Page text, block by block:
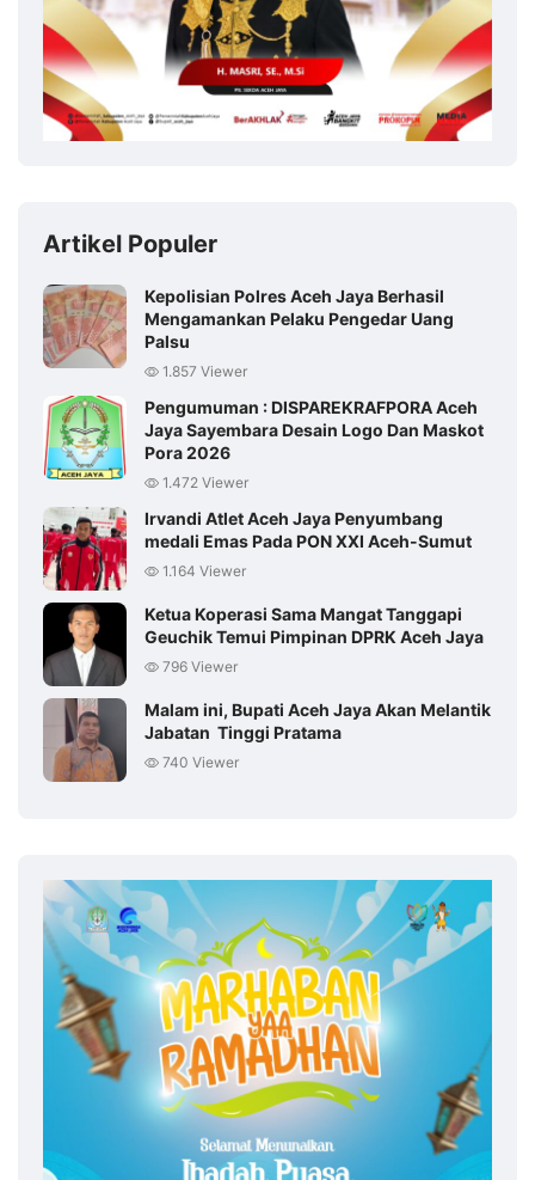
Artikel Populer
Kepolisian Polres Aceh Jaya Berhasil
Mengamankan Pelaku Pengedar Uang
Palsu
1.857 Viewer
Pengumuman : DISPAREKRAFPORA Aceh
Jaya Sayembara Desain Logo Dan Maskot
Pora 2026
1.472 Viewer
Irvandi Atlet Aceh Jaya Penyumbang
medali Emas Pada PON XXI Aceh-Sumut
1.164 Viewer
Ketua Koperasi Sama Mangat Tanggapi
Geuchik Temui Pimpinan DPRK Aceh Jaya
796 Viewer
Malam ini, Bupati Aceh Jaya Akan Melantik
Jabatan Tinggi Pratama
740 Viewer